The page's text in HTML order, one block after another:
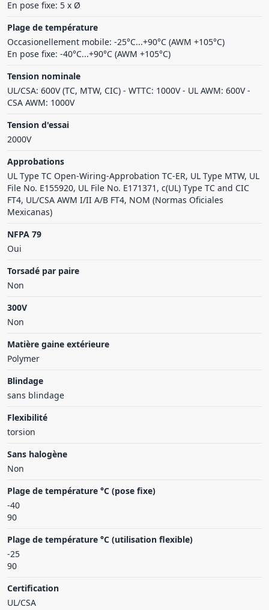
En pose fixe: 5 x Ø
Plage de température
Occasionellement mobile: -25°C...+90°C (AWM +105°C)
En pose fixe: -40°C...+90°C (AWM +105°C)
Tension nominale
UL/CSA: 600V (TC, MTW, CIC) - WTTC: 1000V - UL AWM: 600V -
CSA AWM: 1000V
Tension d'essai
2000V
Approbations
UL Type TC Open-Wiring-Approbation TC-ER, UL Type MTW, UL
File No. E155920, UL File No. E171371, c(UL) Type TC and CIC
FT4, UL/CSA AWM I/II A/B FT4, NOM (Normas Oficiales
Mexicanas)
NFPA 79
Oui
Torsadé par paire
Non
300V
Non
Matière gaine extérieure
Polymer
Blindage
sans blindage
Flexibilité
torsion
Sans halogène
Non
Plage de température °C (pose fixe)
-40
90
Plage de température °C (utilisation flexible)
-25
90
Certification
UL/CSA